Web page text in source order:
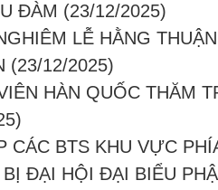
ĐÀM (23/12/2025)
LỄ HẰNG
(23/12/2025)
HÀN QUỐC THĂM
CÁC BTS KHU VỰC
BỊ ĐẠI HỘI ĐẠI BIỂU